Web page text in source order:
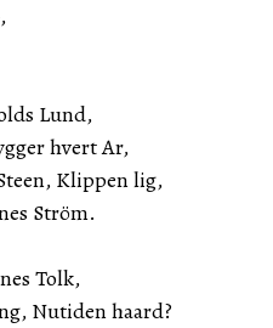
Lund,
hvert Ar,
Klippen lig,
Ström.
Tolk,
Nutiden haard?